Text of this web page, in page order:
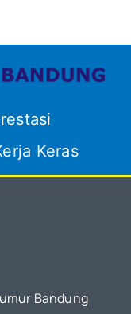
Keras
Bandung